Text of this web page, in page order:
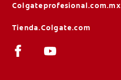
Colgateprofesional.com.mx
Tienda.Colgate.com